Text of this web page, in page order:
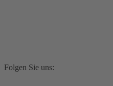
Folgen Sie uns: